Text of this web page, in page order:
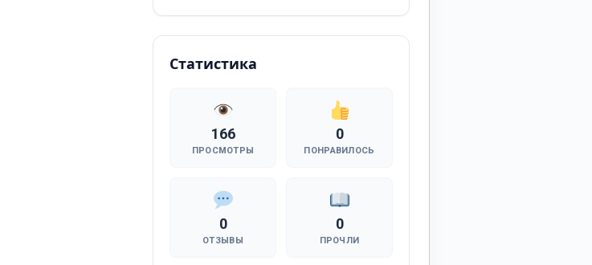
Статистика
166
ПРОСМОТРЫ
0
ПОНРАВИЛОСЬ
0
ОТЗЫВЫ
0
ПРОЧЛИ